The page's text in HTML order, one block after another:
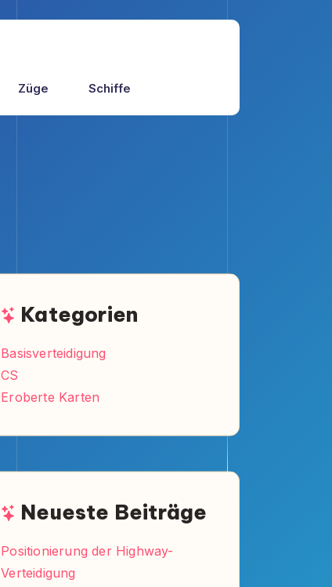
Züge Schiffe
Kategorien
Basisverteidigung
CS
Eroberte Karten
Neueste Beiträge
Positionierung der Highway-
Verteidigung